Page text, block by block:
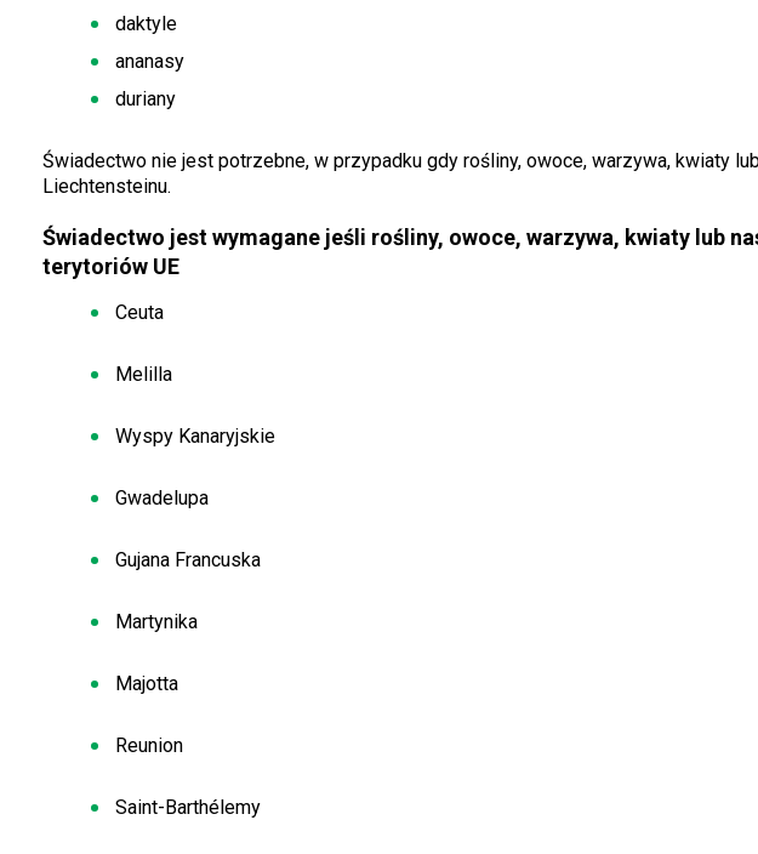
daktyle
ananasy
duriany
Świadectwo nie jest potrzebne, w przypadku gdy rośliny, owoce, warzywa, kwiaty
Liechtensteinu.
Świadectwo jest wymagane jeśli rośliny, owoce, warzywa, kwiaty lub
terytoriów UE
Ceuta
Melilla
Wyspy Kanaryjskie
Gwadelupa
Gujana Francuska
Martynika
Majotta
Reunion
Saint-Barthélemy